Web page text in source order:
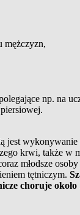
mężczyzn,
np. na
jest wykonywanie
krwi, także w
młodsze
tętniczym.
choruje